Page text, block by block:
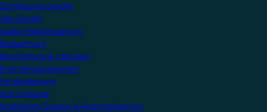
Zertifizierte Geräte
Alle Geräte
Audio/Videosteuerung
Beleuchtung
Beschattung & Jalousien
Energiemanagement
Fernbedienung
HLK-Systeme
Intelligente Szenen & Automatisierung